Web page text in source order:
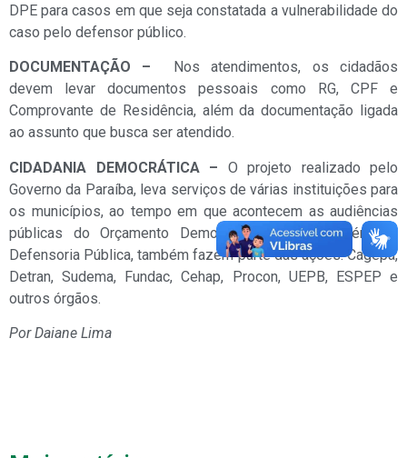
DPE para casos em que seja constatada a vulnerabilidade do
caso pelo defensor público.
DOCUMENTAÇÃO – Nos atendimentos, os cidadãos
devem levar documentos pessoais como RG, CPF e
Comprovante de Residência, além da documentação ligada
ao assunto que busca ser atendido.
CIDADANIA DEMOCRÁTICA – O projeto realizado pelo
Governo da Paraíba, leva serviços de várias instituições para
os municípios, ao tempo em que acontecem as audiências
públicas do Orçamento Democrático Estadual. Além da
Defensoria Pública, também fazem parte das ações: Cagepa,
Detran, Sudema, Fundac, Cehap, Procon, UEPB, ESPEP e
outros órgãos.
Por Daiane Lima